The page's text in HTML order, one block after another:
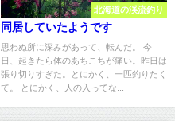
北海道の渓流釣り
同居していたようです
思わぬ所に深みがあって、転んだ。 今
日、起きたら体のあちこちが痛い。昨日は
張り切りすぎた。とにかく、一匹釣りたく
て。 とにかく、人の入ってな...